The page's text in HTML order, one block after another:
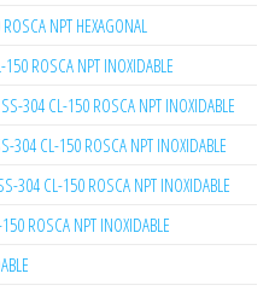
NPT HEXAGONAL
ROSCA NPT INOXIDABLE
304 CL-150 ROSCA NPT INOXIDABLE
304 CL-150 ROSCA NPT INOXIDABLE
304 CL-150 ROSCA NPT INOXIDABLE
ROSCA NPT INOXIDABLE